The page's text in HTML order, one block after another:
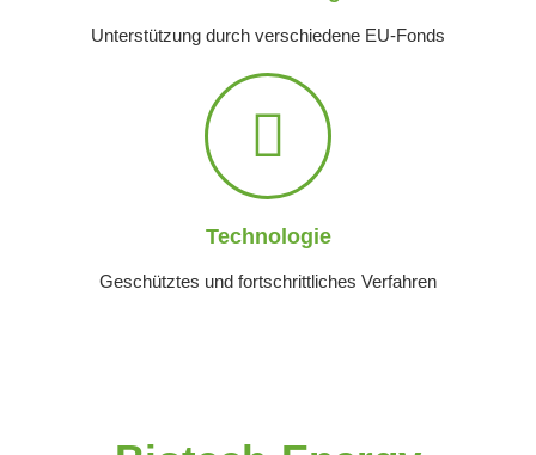
Unterstützung durch verschiedene EU-Fonds
Technologie
Geschütztes und fortschrittliches Verfahren